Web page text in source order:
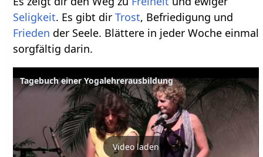
Seligkeit. Es gibt dirTrost, Befriedigung und
Frieden der Seele. Blättere in jeder Woche einmal
sorgfältig darin.
Tagebuch einer Yogalehrerausbildung
Video laden